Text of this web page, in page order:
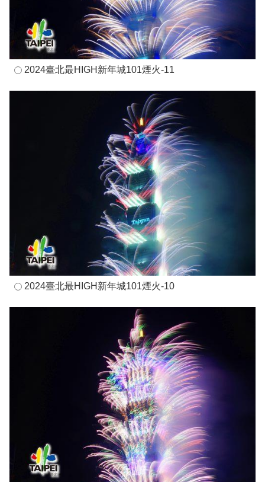
2024臺北最HIGH新年城101煙火-11
2024臺北最HIGH新年城101煙火-10